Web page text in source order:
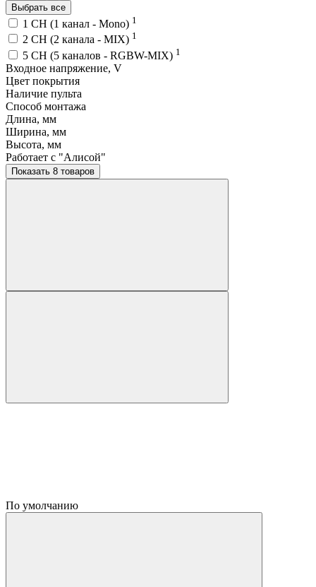
Выбрать все
1 CH (1 канал - Mono) 1
2 CH (2 канала - MIX) 1
5 CH (5 каналов - RGBW-MIX) 1
Входное напряжение, V
Цвет покрытия
Наличие пульта
Способ монтажа
Длина, мм
Ширина, мм
Высота, мм
Работает с "Алисой"
Показать 8 товаров
По умолчанию